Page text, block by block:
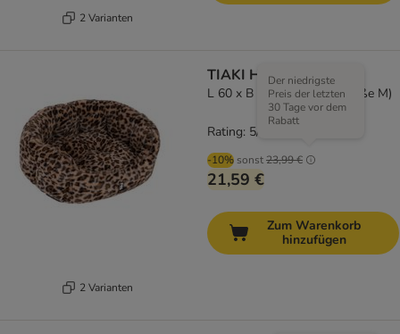
2 Varianten
2 Varianten
TIAKI Hundebett Leo
L 60 x B 50 x H 22 cm (Größe M)
-10% sonst23,99 €
Der niedrigste
Preis der letzten
30 Tage vor dem
Rabatt
21,59 €
Rating: 5/5
Zum Warenkorb
hinzufügen